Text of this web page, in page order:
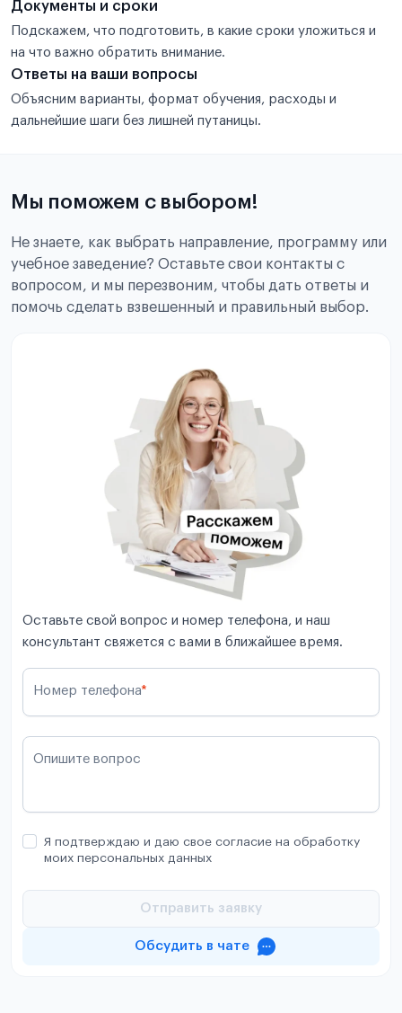
Документы и сроки
Подскажем, что подготовить, в какие сроки уложиться и
на что важно обратить внимание.
Ответы на ваши вопросы
Объясним варианты, формат обучения, расходы и
дальнейшие шаги без лишней путаницы.
Мы поможем с выбором!
Не знаете, как выбрать направление, программу или
учебное заведение? Оставьте свои контакты с
вопросом, и мы перезвоним, чтобы дать ответы и
помочь сделать взвешенный и правильный выбор.
Оставьте свой вопрос и номер телефона, и наш
консультант свяжется с вами в ближайшее время.
Номер телефона*
Опишите вопрос
Я подтверждаю и даю свое согласие на обработку
моих персональных данных
Отправить заявку
Обсудить в чате